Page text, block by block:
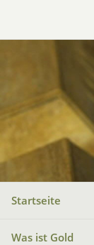
Startseite
Was ist Gold